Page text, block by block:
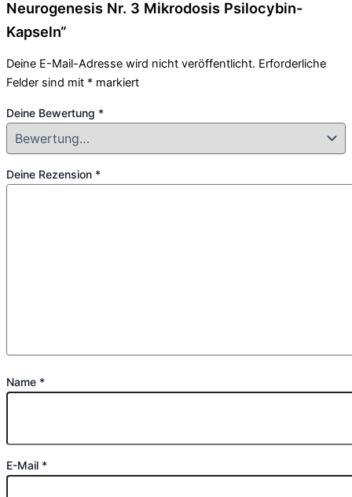
Neurogenesis Nr. 3 Mikrodosis Psilocybin-
Kapseln“
Deine E-Mail-Adresse wird nicht veröffentlicht. Erforderliche
Felder sind mit * markiert
Deine Bewertung *
Deine Rezension *
Name *
E-Mail *